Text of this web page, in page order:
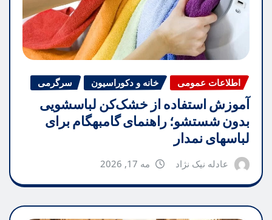
اطلاعات عمومی خانه و دکوراسیون سرگرمی
آموزش استفاده از خشک‌کن لباسشویی
بدون شستشو؛ راهنمای گامبهگام برای
لباسهای نمدار
عادله نیک نژاد مه 17, 2026